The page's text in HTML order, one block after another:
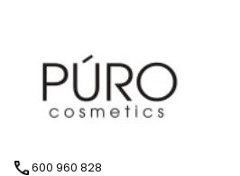
600 960 828